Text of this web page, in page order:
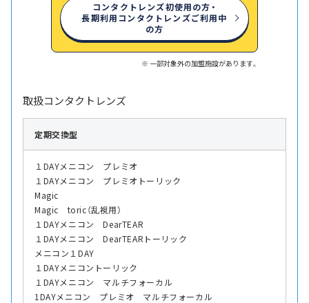
コンタクトレンズ初使用の方・
長期利用コンタクトレンズご利用中
の方
一部対象外の加盟施設があります。
取扱コンタクトレンズ
定期交換型
１DAYメニコン プレミオ
１DAYメニコン プレミオトーリック
Magic
Magic toric（乱視用）
１DAYメニコン DearTEAR
１DAYメニコン DearTEARトーリック
メニコン１DAY
１DAYメニコントーリック
１DAYメニコン マルチフォーカル
1DAYメニコン プレミオ マルチフォーカル